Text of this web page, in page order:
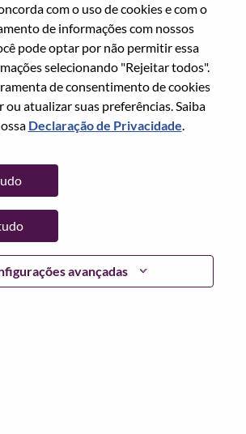
com o uso de cookies e com o
de informações com nossos
pode optar por não permitir essa
selecionando "Rejeitar todos".
de consentimento de cookies
ou atualizar suas preferências. Saiba
Declaração de Privacidade.
avançadas
por email um link para você
seu email
Continuar